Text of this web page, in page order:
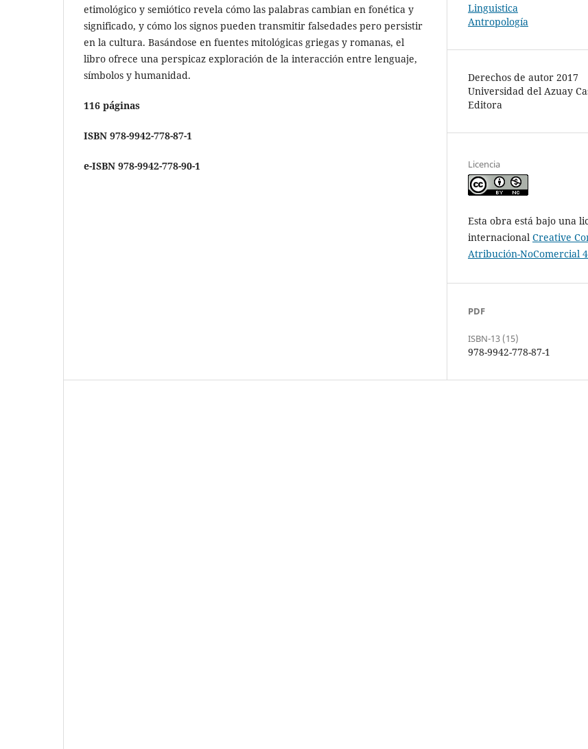
etimológico y semiótico revela cómo las palabras cambian en fonética y
significado, y cómo los signos pueden transmitir falsedades pero persistir
en la cultura. Basándose en fuentes mitológicas griegas y romanas, el
libro ofrece una perspicaz exploración de la interacción entre lenguaje,
símbolos y humanidad.
116 páginas
ISBN 978-9942-778-87-1
e-ISBN 978-9942-778-90-1
Linguistica
Antropología
Derechos de autor 2017
Universidad del Azuay
Editora
Licencia
Esta obra está bajo una
internacional Creative
Atribución-NoComercial
PDF
ISBN-13 (15)
978-9942-778-87-1